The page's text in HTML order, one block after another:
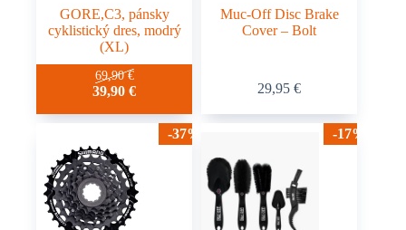
GORE,C3, pánsky
cyklistický dres, modrý
(XL)
69,90€
39,90€
Muc-Off Disc Brake
Cover – Bolt
29,95€
-37% -17%